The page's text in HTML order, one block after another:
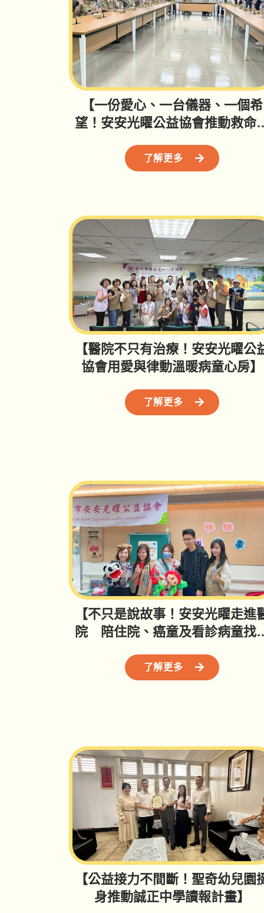
【一份愛心、一台儀器、一個希
望！安安光矅公益協會推動救命
了解更多
【醫院不只有治療！安安光矅公
協會用愛與律動溫暖病童心房】
了解更多
【不只是說故事！安安光矅走進
院 陪住院、癌童及看診病童找
了解更多
【公益接力不間斷！聖奇幼兒園
身推動誠正中學讀報計畫】